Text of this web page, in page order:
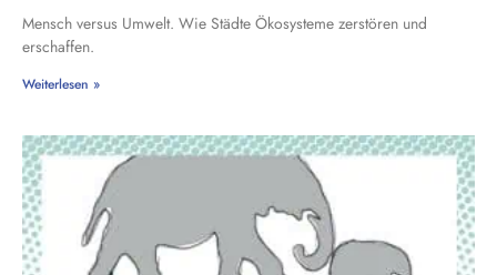
Mensch versus Umwelt. Wie Städte Ökosysteme zerstören und
erschaffen.
Weiterlesen »